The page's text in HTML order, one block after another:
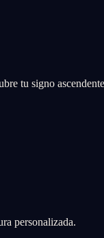
tu signo
personalizada.